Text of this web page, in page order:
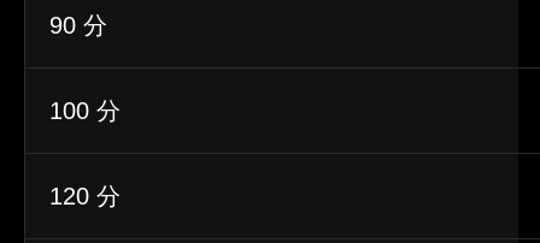
90 分
100 分
120 分